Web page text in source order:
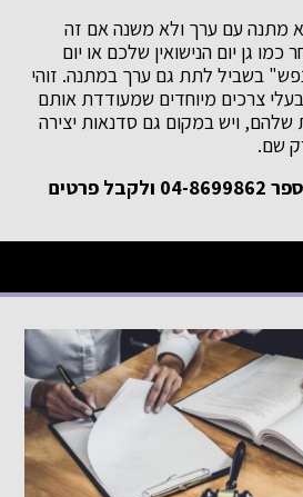
מתנה עם ערך ולא משנה אם זה
גן יום הנישואין שלכם או יום
בשביל לתת גם ערך במתנה. זוהי
צרכים מיוחדים שמעודדת אותם
שלהם, ויש במקום גם סדנאות יצירה
שם.
אתם מוזמנים לחייג למספר 04-8699862 ולקבל פרטים